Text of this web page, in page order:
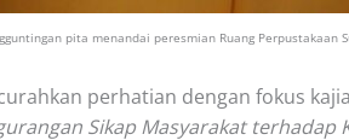
pita menandai peresmian Ruang Perpustakaan
perhatian dengan fokus
Sikap Masyarakat terhadap